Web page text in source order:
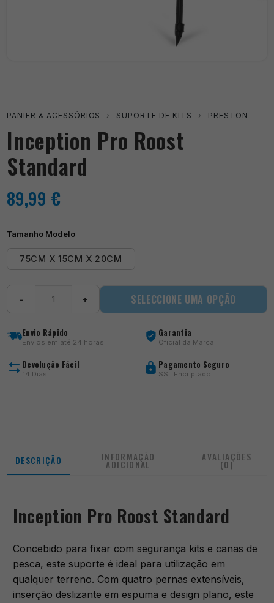
PANIER & ACESSÓRIOS › SUPORTE DE KITS › PRESTON
Inception Pro Roost
Standard
89,99 €
Tamanho Modelo
75CM X 15CM X 20CM
Roost
Standard
− + SELECCIONE UMA OPÇÃO
Envio Rápido
Envios em até 24 horas
Garantia
Oficial da Marca
Devolução Fácil
14 Dias
Pagamento Seguro
SSL Encriptado
DESCRIÇÃO INFORMAÇÃO
ADICIONAL
AVALIAÇÕES
(0)
Inception Pro Roost Standard
Concebido para fixar com segurança kits e canas de
pesca, este suporte é ideal para utilização em
qualquer terreno. Com quatro pernas extensíveis,
inserção deslizante em espuma e design plano, este